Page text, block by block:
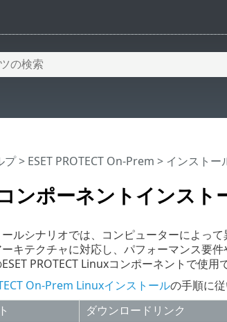
ンポーネントインスト
プ> ESET PROTECT On-Prem > インストー
ルシナリオでは、コンピューターによっ
キテクチャに対応し、パフォーマンス要
PROTECT Linuxコンポーネントで使用
On-Prem Linuxインストールの手順に従
ダウンロードリンク